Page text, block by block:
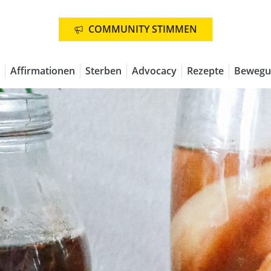
COMMUNITY STIMMEN
Affirmationen Sterben Advocacy Rezepte